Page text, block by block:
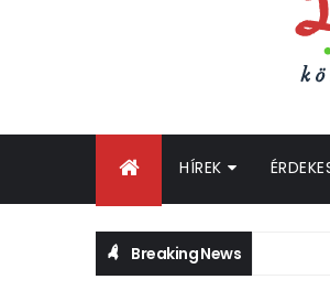
HÍREK
Breaking News